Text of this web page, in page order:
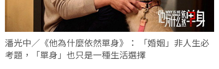
潘光中／《他為什麼依然單身》： 「婚姻」非人生必
考題，「單身」也只是一種生活選擇